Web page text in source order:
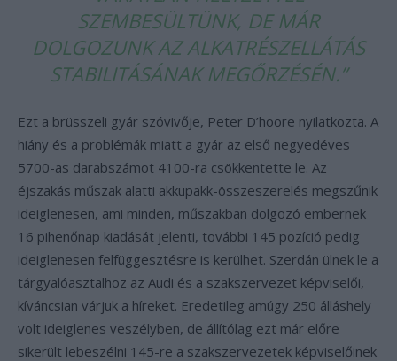
SZEMBESÜLTÜNK, DE MÁR
DOLGOZUNK AZ ALKATRÉSZELLÁTÁS
STABILITÁSÁNAK MEGŐRZÉSÉN.”
Ezt a brüsszeli gyár szóvivője, Peter D’hoore nyilatkozta. A
hiány és a problémák miatt a gyár az első negyedéves
5700-as darabszámot 4100-ra csökkentette le. Az
éjszakás műszak alatti akkupakk-összeszerelés megszűnik
ideiglenesen, ami minden, műszakban dolgozó embernek
16 pihenőnap kiadását jelenti, további 145 pozíció pedig
ideiglenesen felfüggesztésre is kerülhet. Szerdán ülnek le a
tárgyalóasztalhoz az Audi és a szakszervezet képviselői,
kíváncsian várjuk a híreket. Eredetileg amúgy 250 álláshely
volt ideiglenes veszélyben, de állítólag ezt már előre
sikerült lebeszélni 145-re a szakszervezetek képviselőinek